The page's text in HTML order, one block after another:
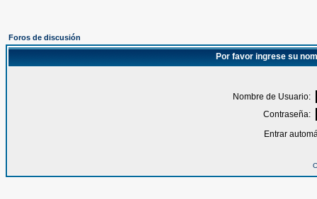
Foros de discusión
Por favor ingrese su
Nombre de Usuario:
Contraseña:
Entrar